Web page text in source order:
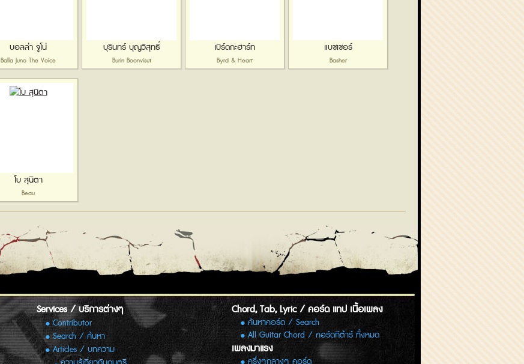
บอลล่า จูโน่
Balla Juno The Voice
บุรินทร์ บุญวิสุทธิ์
Burin Boonvisut
เบิร์ดกะฮาร์ท
Byrd & Heart
แบชเชอร์
Basher
โบ สุนิตา
Beau
Services / บริการต่างๆ
Contributor
Search / ค้นหา
Articles / บทความ
Chord, Tab, Lyric / คอร์ด แทป เนื้อเพลง
ค้นหาคอร์ด / Search
All Guitar Chord / คอร์ดกีต้าร์ ทั้งหมด
เพลงมาแรง